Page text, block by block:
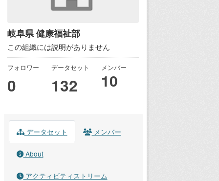
岐阜県 健康福祉部
この組織には説明がありません
フォロワー
0
データセット
132
メンバー
10
データセット メンバー
About
アクティビティストリーム